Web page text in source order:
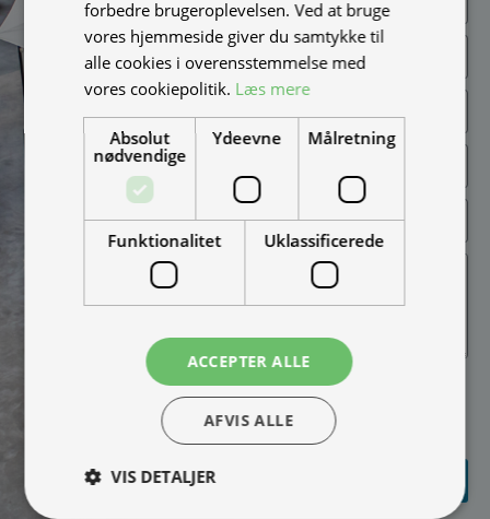
Jeg vil gerne modtage
nyheder på mail (bare rolig,
vi spammer ikke)
forbedre brugeroplevelsen. Ved at bruge
vores hjemmeside giver du samtykke til
alle cookies i overensstemmelse med
vores cookiepolitik. Læs mere
Absolut
nødvendige
Ydeevne Målretning
Funktionalitet Uklassificerede
ACCEPTER ALLE
AFVIS ALLE
VIS DETALJER